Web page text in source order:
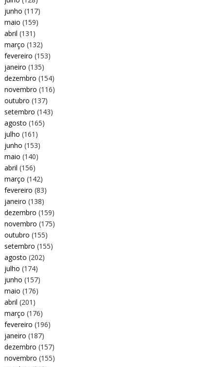
junho (117)
maio (159)
abril (131)
março (132)
fevereiro (153)
janeiro (135)
dezembro (154)
novembro (116)
outubro (137)
setembro (143)
agosto (165)
julho (161)
junho (153)
maio (140)
abril (156)
março (142)
fevereiro (83)
janeiro (138)
dezembro (159)
novembro (175)
outubro (155)
setembro (155)
agosto (202)
julho (174)
junho (157)
maio (176)
abril (201)
março (176)
fevereiro (196)
janeiro (187)
dezembro (157)
novembro (155)